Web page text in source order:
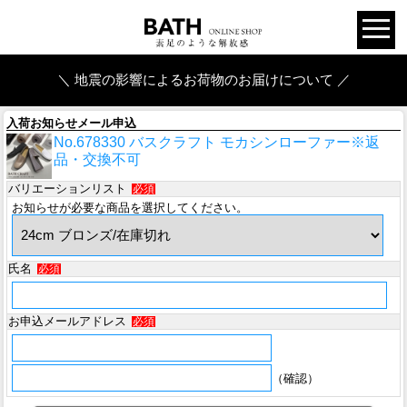
＼ 地震の影響によるお荷物のお届けについて ／
入荷お知らせメール申込
No.678330 バスクラフト モカシンローファー※返
品・交換不可
バリエーションリスト 必須
お知らせが必要な商品を選択してください。
氏名 必須
お申込メールアドレス 必須
（確認）